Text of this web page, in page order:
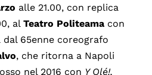
alle 21.00, con replica
al Teatro Politeamacon
65enne coreografo
, che ritorna a Napoli
nel 2016 con Y Olé!,